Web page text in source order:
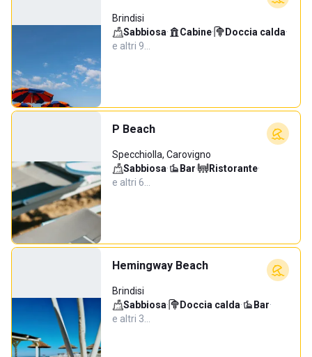
Brindisi
Sabbiosa· Cabine· Doccia calda·
e altri 9…
P Beach
Specchiolla, Carovigno
Sabbiosa· Bar· Ristorante·
e altri 6…
Hemingway Beach
Brindisi
Sabbiosa· Doccia calda· Bar·
e altri 3…